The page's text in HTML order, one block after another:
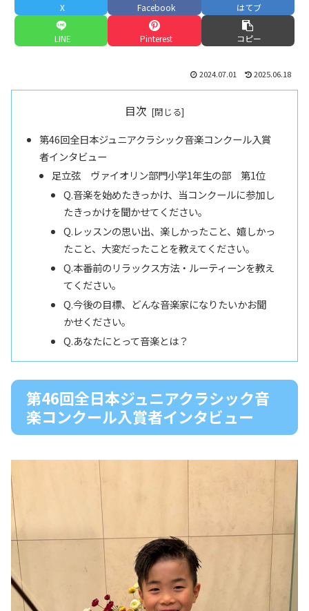
X Facebook はてブ
LINE Pinterest コピー
2024.07.01 2025.06.18
目次
第46回全日本ジュニアクラシック音楽コンクール入賞
者インタビュー
足立弦 ヴァイオリン部門小学1年生の部 第1位
Q.音楽を始めたきっかけ、当コンクールに参加し
たきっかけを聞かせてください。
Q.レッスンの思い出、楽しかったこと、嬉しかっ
たこと、大変だったことを教えてください。
Q.本番前のリラックス方法・ルーティーンを教え
てください。
Q.今後の目標、どんな音楽家になりたいかお聞
かせください。
Q.あなたにとって音楽とは？
第46回全日本ジュニアクラシック音
楽コンクール入賞者インタビュー